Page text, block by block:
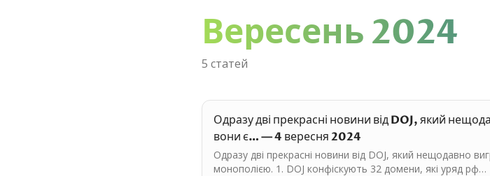
Вересень2024
5 статей
Одразу дві прекрасні новини від DOJ, який
вони є… — 4 вересня 2024
Одразу дві прекрасні новини від DOJ, який нещодавно
монополією. 1. DOJ конфіскують 32 домени, які уряд рф…